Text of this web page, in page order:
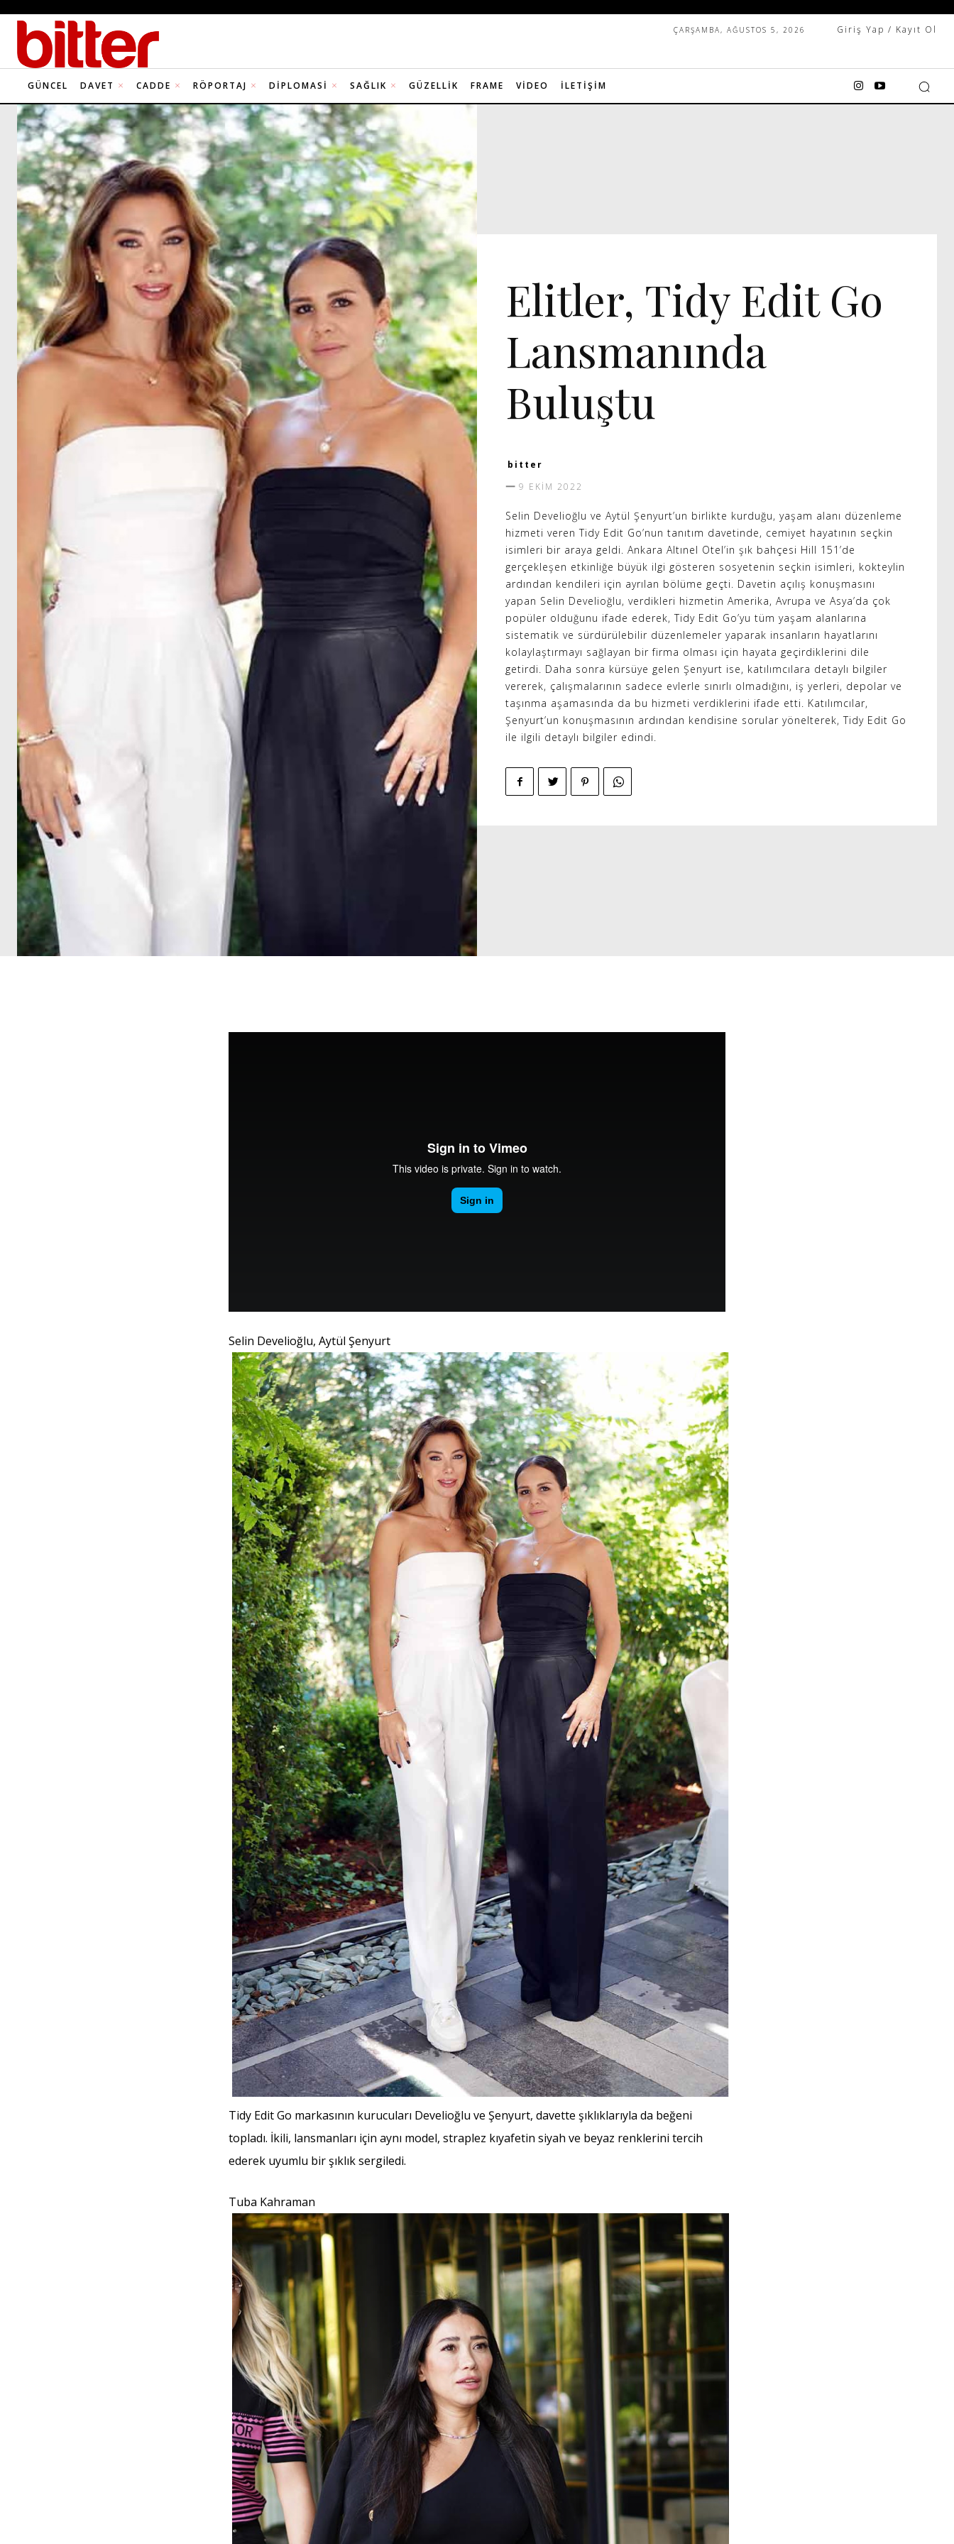
ÇARŞAMBA, AĞUSTOS 5, 2026 Giriş Yap / Kayıt Ol
GÜNCEL DAVET CADDE RÖPORTAJ DIPLOMASI SAĞLIK GÜZELLIK FRAME VIDEO İLETIŞIM
Elitler, Tidy Edit Go
Lansmanında
Buluştu
bitter
9 EKIM 2022
Selin Develioğlu ve Aytül Şenyurt’un birlikte kurduğu, yaşam alanı düzenleme
hizmeti veren Tidy Edit Go’nun tanıtım davetinde, cemiyet hayatının seçkin
isimleri bir araya geldi. Ankara Altınel Otel’in şık bahçesi Hill 151’de
gerçekleşen etkinliğe büyük ilgi gösteren sosyetenin seçkin isimleri, kokteylin
ardından kendileri için ayrılan bölüme geçti. Davetin açılış konuşmasını
yapan Selin Develioğlu, verdikleri hizmetin Amerika, Avrupa ve Asya’da çok
popüler olduğunu ifade ederek, Tidy Edit Go’yu tüm yaşam alanlarına
sistematik ve sürdürülebilir düzenlemeler yaparak insanların hayatlarını
kolaylaştırmayı sağlayan bir firma olması için hayata geçirdiklerini dile
getirdi. Daha sonra kürsüye gelen Şenyurt ise, katılımcılara detaylı bilgiler
vererek, çalışmalarının sadece evlerle sınırlı olmadığını, iş yerleri, depolar ve
taşınma aşamasında da bu hizmeti verdiklerini ifade etti. Katılımcılar,
Şenyurt’un konuşmasının ardından kendisine sorular yönelterek, Tidy Edit Go
ile ilgili detaylı bilgiler edindi.
Selin Develioğlu, Aytül Şenyurt
Tidy Edit Go markasının kurucuları Develioğlu ve Şenyurt, davette şıklıklarıyla da beğeni
topladı. İkili, lansmanları için aynı model, straplez kıyafetin siyah ve beyaz renklerini tercih
ederek uyumlu bir şıklık sergiledi.
Tuba Kahraman